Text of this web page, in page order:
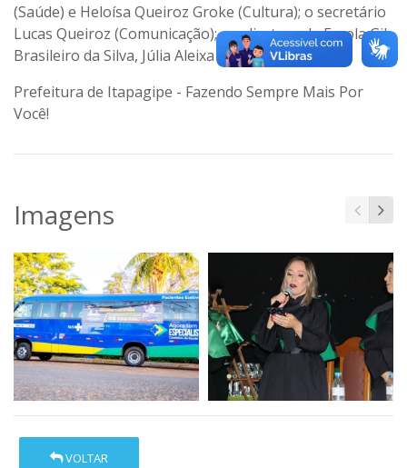
(Saúde) e Heloísa Queiroz Groke (Cultura); o secretário
Lucas Queiroz (Comunicação); e a diretora da Escola Gil
Brasileiro da Silva, Júlia Aleixa Queiroz.
Prefeitura de Itapagipe - Fazendo Sempre Mais Por
Você!
Imagens
VOLTAR